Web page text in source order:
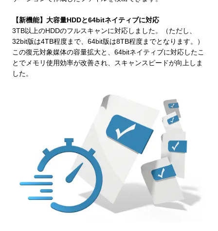
【新機能】大容量HDDと64bitネイティブに対応
3TB以上のHDDのフルスキャンに対応しました。（ただし、
32bit版は4TB程度まで、64bit版は8TB程度までとなります。）
この復元対象媒体の容量拡大と、64bitネイティブに対応したこ
とでメモリ使用効率が改善され、スキャンスピードが向上しま
した。